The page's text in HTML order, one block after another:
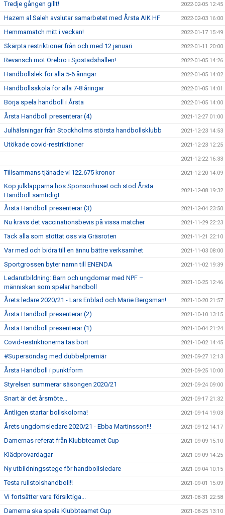
Tredje gången gillt! 2022-02-05 12:45
Hazem al Saleh avslutar samarbetet med Årsta AIK HF 2022-02-03 16:00
Hemmamatch mitt i veckan! 2022-01-17 15:49
Skärpta restriktioner från och med 12 januari 2022-01-11 20:00
Revansch mot Örebro i Sjöstadshallen! 2022-01-05 14:26
Handbollslek för alla 5-6 åringar 2022-01-05 14:02
Handbollsskola för alla 7-8 åringar 2022-01-05 14:01
Börja spela handboll i Årsta 2022-01-05 14:00
Årsta Handboll presenterar (4) 2021-12-27 01:00
Julhälsningar från Stockholms största handbollsklubb 2021-12-23 14:53
Utökade covid-restriktioner 2021-12-23 12:25
2021-12-22 16:33
Tillsammans tjänade vi 122.675 kronor 2021-12-20 14:09
Köp julklapparna hos Sponsorhuset och stöd Årsta
Handboll samtidigt
2021-12-08 19:32
Årsta Handboll presenterar (3) 2021-12-04 23:50
Nu krävs det vaccinationsbevis på vissa matcher 2021-11-29 22:23
Tack alla som stöttat oss via Gräsroten 2021-11-21 22:10
Var med och bidra till en ännu bättre verksamhet 2021-11-03 08:00
Sportgrossen byter namn till ENENDA 2021-11-02 19:39
Ledarutbildning: Barn och ungdomar med NPF –
människan som spelar handboll
2021-10-25 12:46
Årets ledare 2020/21 - Lars Enblad och Marie Bergsman! 2021-10-20 21:57
Årsta Handboll presenterar (2) 2021-10-10 13:15
Årsta Handboll presenterar (1) 2021-10-04 21:24
Covid-restriktionerna tas bort 2021-10-02 14:45
#Supersöndag med dubbelpremiär 2021-09-27 12:13
Årsta Handboll i punktform 2021-09-25 10:00
Styrelsen summerar säsongen 2020/21 2021-09-24 09:00
Snart är det årsmöte... 2021-09-17 21:32
Äntligen startar bollskolorna! 2021-09-14 19:03
Årets ungdomsledare 2020/21 - Ebba Martinsson!!! 2021-09-12 14:17
Damernas referat från Klubbteamet Cup 2021-09-09 15:10
Klädprovardagar 2021-09-09 14:25
Ny utbildningsstege för handbollsledare 2021-09-04 10:15
Testa rullstolshandboll!! 2021-09-01 15:09
Vi fortsätter vara försiktiga... 2021-08-31 22:58
Damerna ska spela Klubbteamet Cup 2021-08-25 13:10